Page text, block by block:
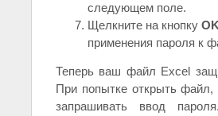
следующем поле.
Щелкните на кнопку OK
применения пароля к
Теперь ваш файл Excel
При попытке открыть файл,
запрашивать ввод